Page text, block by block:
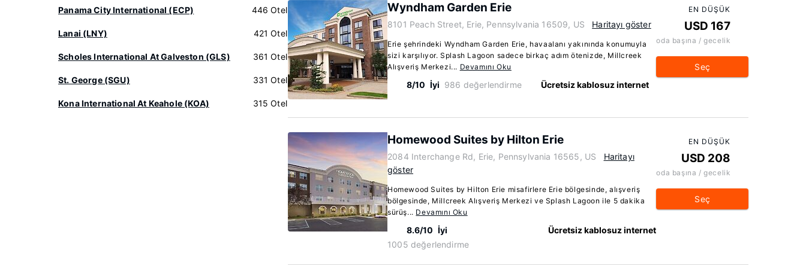
Panama City International (ECP) 446 Otel
Lanai (LNY) 421 Otel
Scholes International At Galveston (GLS) 361 Otel
St. George (SGU) 331 Otel
Kona International At Keahole (KOA) 315 Otel
Wyndham Garden Erie
8101 Peach Street, Erie, Pennsylvania 16509, US Haritayı göster
Erie şehrindeki Wyndham Garden Erie, havaalanı yakınında konumuyla
sizi karşılıyor. Splash Lagoon sadece birkaç adım ötenizde, Millcreek
Alışveriş Merkezi... Devamını Oku
8/10 İyi 986 değerlendirme Ücretsiz kablosuz internet
EN DÜŞÜK
USD 167
oda başına / gecelik
Seç
Homewood Suites by Hilton Erie
2084 Interchange Rd, Erie, Pennsylvania 16565, US
Haritayı
göster
Homewood Suites by Hilton Erie misafirlere Erie bölgesinde, alışveriş
bölgesinde, Millcreek Alışveriş Merkezi ve Splash Lagoon ile 5 dakika
sürüş... Devamını Oku
8.6/10 İyi
1005 değerlendirme
Ücretsiz kablosuz internet
EN DÜŞÜK
USD 208
oda başına / gecelik
Seç